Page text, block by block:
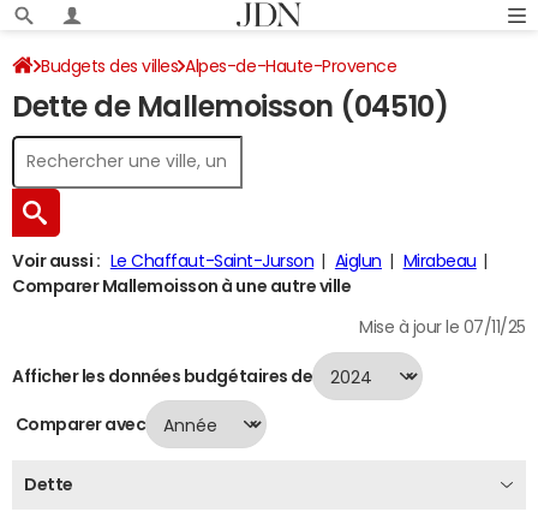
Budgets des villes Alpes-de-Haute-Provence
Mallemoisson Dette au 31/12/2024
Dette de Mallemoisson (04510)
Voir aussi : Le Chaffaut-Saint-Jurson Aiglun
Mirabeau
Comparer Mallemoisson à une autre ville
Mise à jour le 07/11/25
Afficher les données budgétaires de
Comparer avec
Dette